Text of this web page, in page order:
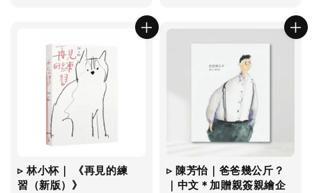
▹ 林小杯｜ 《再見的練
習（新版）》
▹ 陳芳怡｜爸爸幾公斤？
｜中文＊加贈親簽親繪企